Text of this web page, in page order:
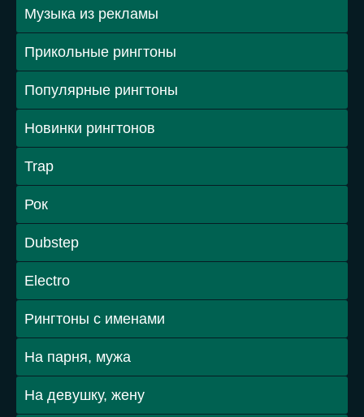
Музыка из рекламы
Прикольные рингтоны
Популярные рингтоны
Новинки рингтонов
Trap
Рок
Dubstep
Electro
Рингтоны с именами
На парня, мужа
На девушку, жену